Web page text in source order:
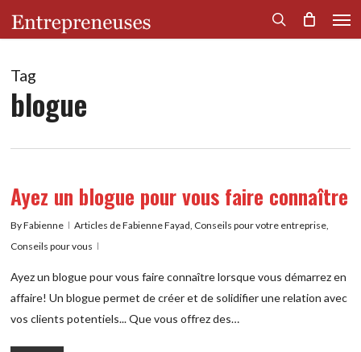
content
search
Tag
blogue
Ayez un blogue pour vous faire connaître
ByFabienne Articles de Fabienne Fayad, Conseils pour votre entreprise,
Conseils pour vous
Ayez un blogue pour vous faire connaître lorsque vous démarrez en
affaire! Un blogue permet de créer et de solidifier une relation avec
vos clients potentiels... Que vous offrez des…